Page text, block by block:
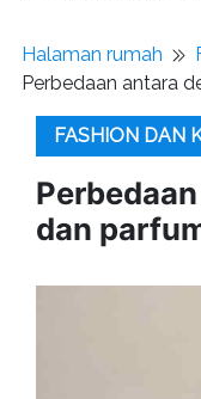
Halaman rumah
Perbedaan antara
FASHION DAN
dan